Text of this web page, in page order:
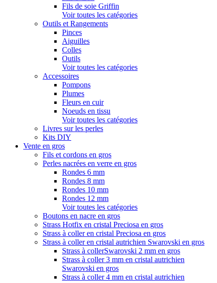
Fils de soie Griffin
Voir toutes les catégories
Outils et Rangements
Pinces
Aiguilles
Colles
Outils
Voir toutes les catégories
Accessoires
Pompons
Plumes
Fleurs en cuir
Noeuds en tissu
Voir toutes les catégories
Livres sur les perles
Kits DIY
Vente en gros
Fils et cordons en gros
Perles nacrées en verre en gros
Rondes 6 mm
Rondes 8 mm
Rondes 10 mm
Rondes 12 mm
Voir toutes les catégories
Boutons en nacre en gros
Strass Hotfix en cristal Preciosa en gros
Strass à coller en cristal Preciosa en gros
Strass à coller en cristal autrichien Swarovski en gros
Strass à collerSwarovski 2 mm en gros
Strass à coller 3 mm en cristal autrichien
Swarovski en gros
Strass à coller 4 mm en cristal autrichien